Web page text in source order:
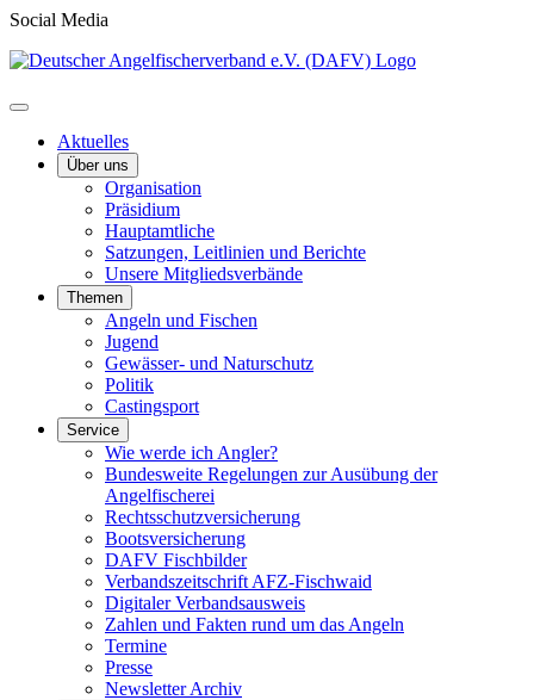
Social Media
Aktuelles
Über uns
Organisation
Präsidium
Hauptamtliche
Satzungen, Leitlinien und Berichte
Unsere Mitgliedsverbände
Themen
Angeln und Fischen
Jugend
Gewässer- und Naturschutz
Politik
Castingsport
Service
Wie werde ich Angler?
Bundesweite Regelungen zur Ausübung der
Angelfischerei
Rechtsschutzversicherung
Bootsversicherung
DAFV Fischbilder
Verbandszeitschrift AFZ-Fischwaid
Digitaler Verbandsausweis
Zahlen und Fakten rund um das Angeln
Termine
Presse
Newsletter Archiv